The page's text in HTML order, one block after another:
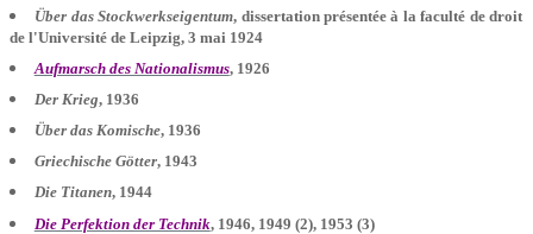
Über das Stockwerkseigentum, dissertation présentée à la faculté de droit
de l'Université de Leipzig, 3 mai 1924
Aufmarsch des Nationalismus, 1926
Der Krieg, 1936
Über das Komische, 1936
Griechische Götter, 1943
Die Titanen, 1944
Die Perfektion der Technik, 1946, 1949 (2), 1953 (3)